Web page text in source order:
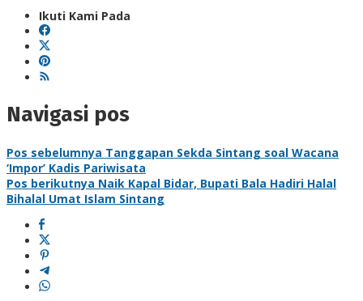
Ikuti Kami Pada
Navigasi pos
Pos sebelumnya Tanggapan Sekda Sintang soal Wacana
‘Impor’ Kadis Pariwisata
Pos berikutnya Naik Kapal Bidar, Bupati Bala Hadiri Halal
Bihalal Umat Islam Sintang